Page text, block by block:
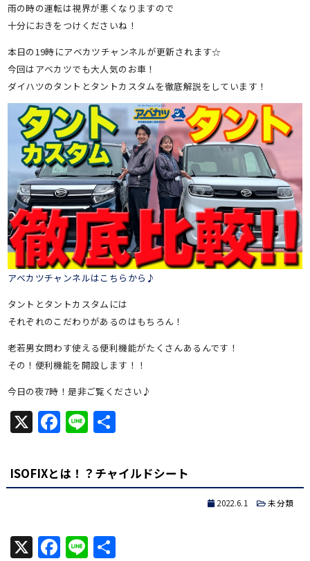
雨の時の運転は視界が悪くなりますので
十分におきをつけくださいね！
本日の19時にアベカツチャンネルが更新されます☆
今回はアベカツでも大人気のお車！
ダイハツのタントとタントカスタムを徹底解説をしています！
アベカツチャンネルはこちらから♪
タントとタントカスタムには
それぞれのこだわりがあるのはもちろん！
老若男女問わす使える便利機能がたくさんあるんです！
その！便利機能を開設します！！
今日の夜7時！是非ご覧ください♪
X Facebook
Line共
ISOFIXとは！？チャイルドシート
2022.6.1 未分類
X Facebook
Line共